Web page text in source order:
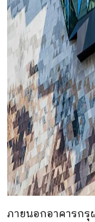
ภายนอกอาคารกรุ